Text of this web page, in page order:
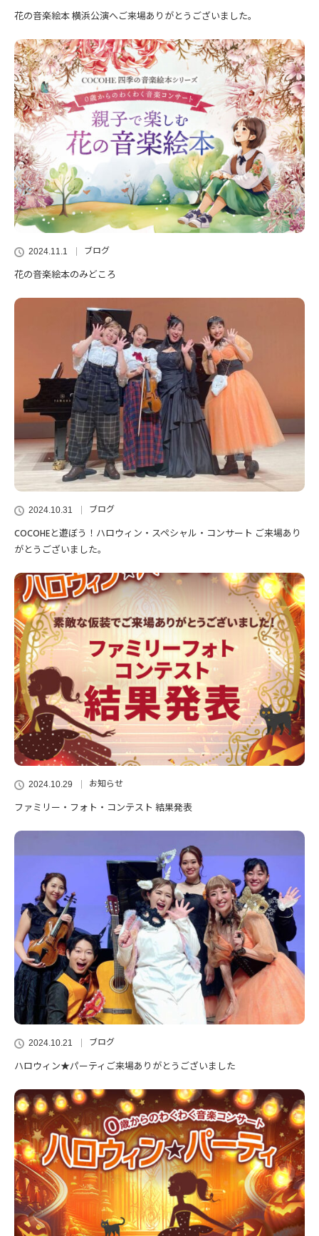
花の音楽絵本 横浜公演へご来場ありがとうございました。
2024.11.1 ブログ
花の音楽絵本のみどころ
2024.10.31 ブログ
COCOHEと遊ぼう！ハロウィン・スペシャル・コンサート ご来場あり
がとうございました。
2024.10.29 お知らせ
ファミリー・フォト・コンテスト 結果発表
2024.10.21 ブログ
ハロウィン★パーティご来場ありがとうございました